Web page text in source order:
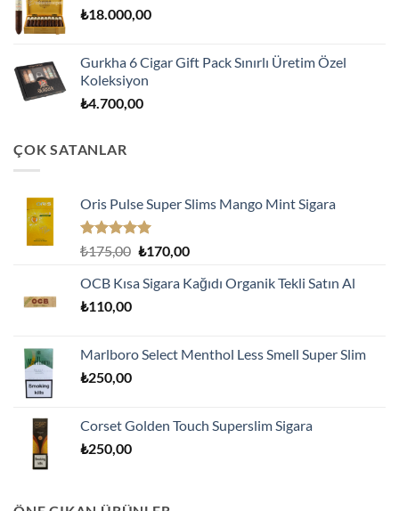
₺18.000,00
Gurkha 6 Cigar Gift Pack Sınırlı Üretim Özel
Koleksiyon
₺4.700,00
ÇOK SATANLAR
Oris Pulse Super Slims Mango Mint Sigara
5 üzerinden
oy
aldı
₺175,00 Orijinal
₺175,00.
₺170,00Şu
fiyat:
OCB Kısa Sigara Kağıdı Organik Tekli Satın Al
₺110,00
Marlboro Select Menthol Less Smell Super Slim
₺250,00
Corset Golden Touch Superslim Sigara
₺250,00